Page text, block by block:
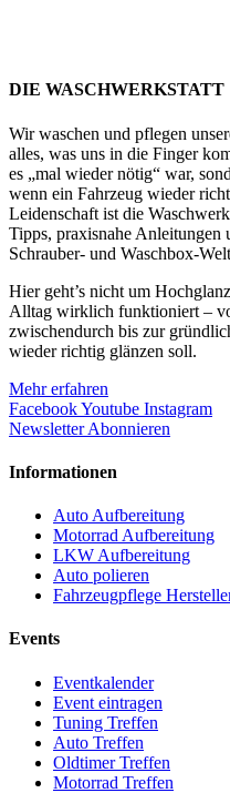
DIE WASCHWERKSTATT
Wir waschen und pflegen
alles, was uns in die Finger
es „mal wieder nötig“ war,
wenn ein Fahrzeug wieder
Leidenschaft ist die
Tipps, praxisnahe Anleitungen
Schrauber- und Waschbox-
Hier geht’s nicht um
Alltag wirklich funktioniert –
zwischendurch bis zur
wieder richtig glänzen soll.
Mehr erfahren
FacebookYoutube Instagram
Newsletter Abonnieren
Informationen
Auto Aufbereitung
Motorrad Aufbereitung
LKW Aufbereitung
Auto polieren
Fahrzeugpflege
Events
Eventkalender
Event eintragen
Tuning Treffen
Auto Treffen
Oldtimer Treffen
Motorrad Treffen